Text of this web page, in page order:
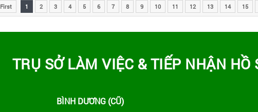
First 1 2 3 4 5 6 7 8 9 10 11 12 13 14 15
TRỤ SỞ LÀM VIỆC & TIẾP NHẬN HỒ
BÌNH DƯƠNG (CŨ)